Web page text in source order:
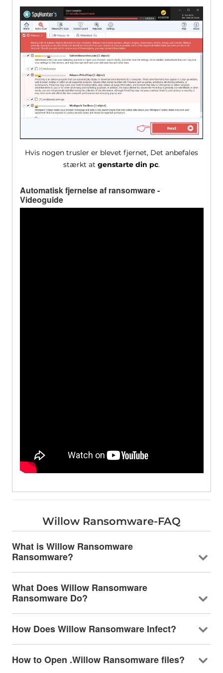
Hvis nogen trusler er blevet fjernet, Det anbefales
stærkt at genstarte din pc.
Automatisk fjernelse af ransomware -
Videoguide
Willow Ransomware-FAQ
What is Willow Ransomware
Ransomware?
What Does Willow Ransomware
Ransomware Do?
How Does Willow Ransomware Infect?
How to Open .Willow Ransomware files?